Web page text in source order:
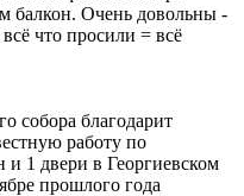
балкон. Очень довольны -
что просили = всё
собора благодарит
работу по
и 1 двери в Георгиевском
прошлого года